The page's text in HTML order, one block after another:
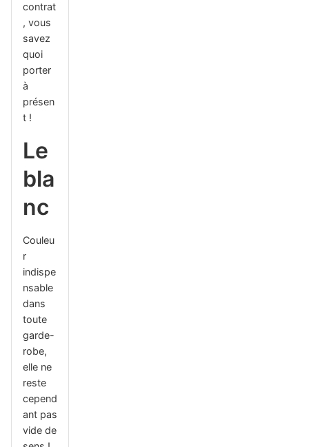
contrat
, vous
savez
quoi
porter
à
présen
t !
Le
bla
nc
Couleu
r
indispe
nsable
dans
toute
garde-
robe,
elle ne
reste
cepend
ant pas
vide de